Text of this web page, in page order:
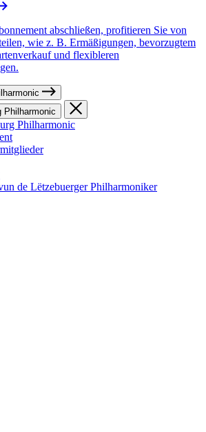
abschließen, profitieren Sie von
wie z. B. Ermäßigungen, bevorzugtem
und flexibleren
Philharmonic
Philharmonic
de Lëtzebuerger Philharmoniker